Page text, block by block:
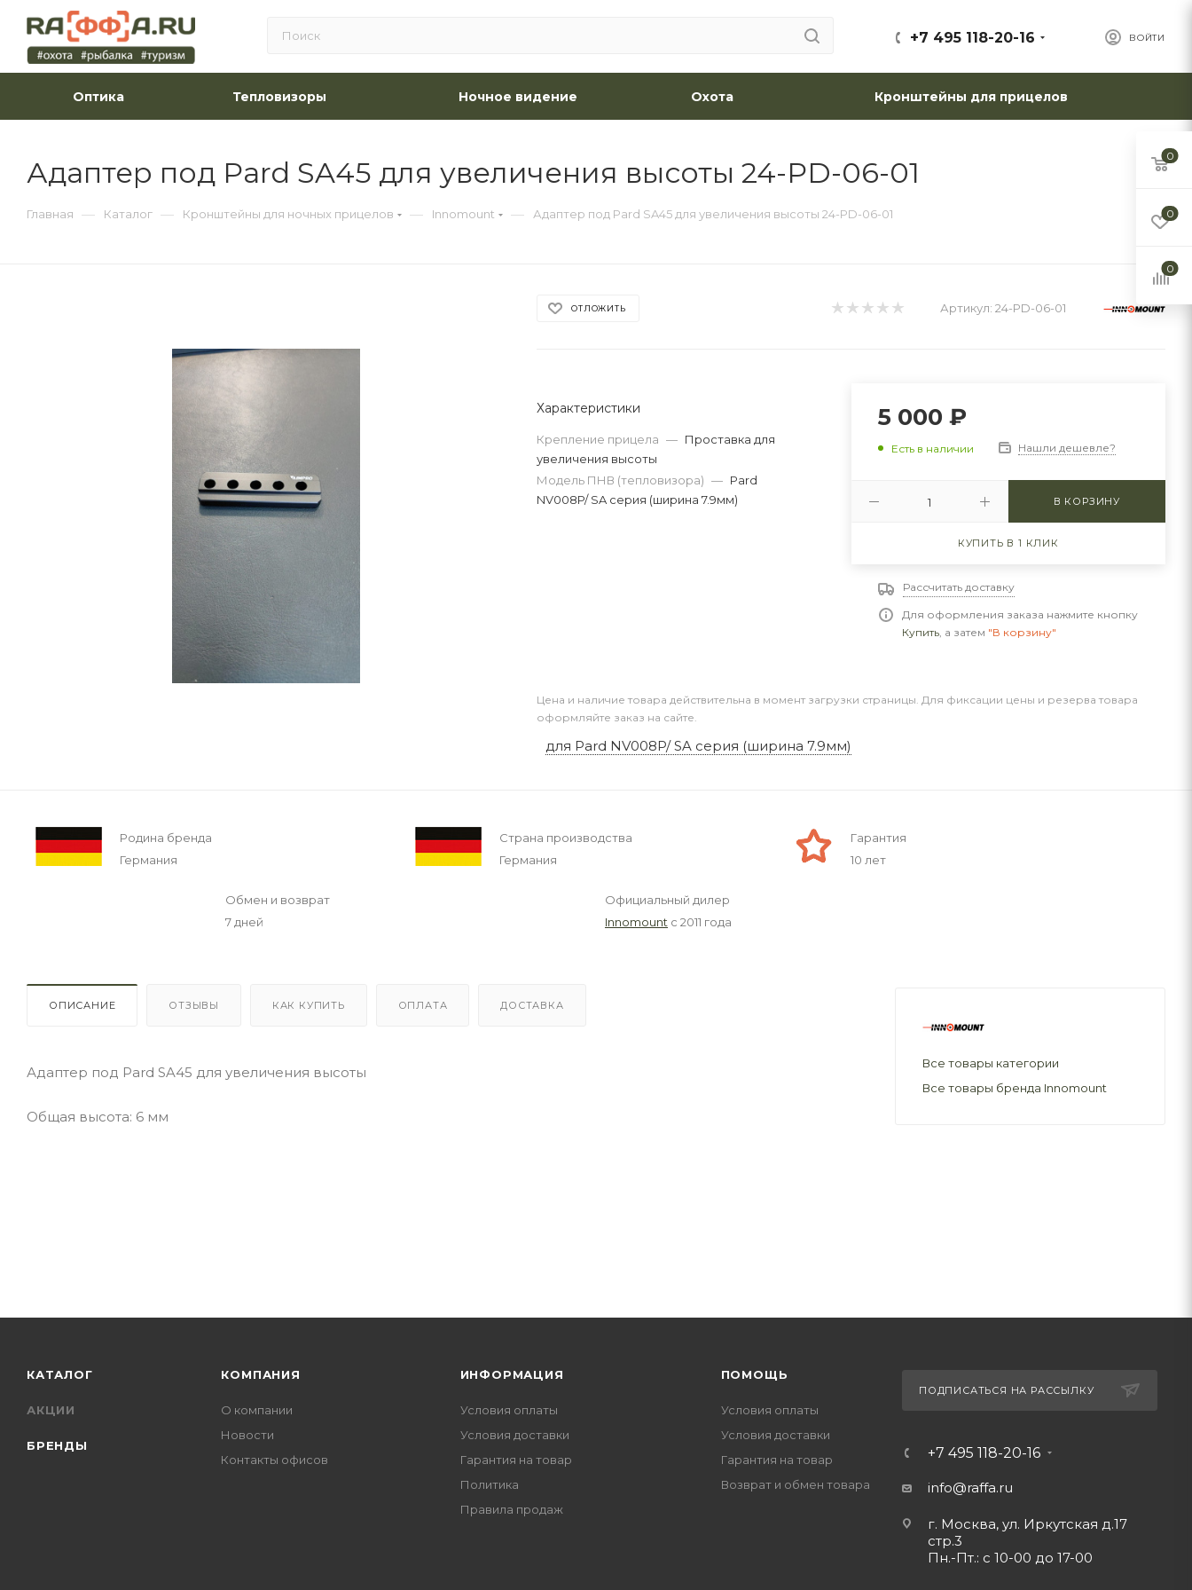
ВОЙТИ
+7 495 118-20-16
Оптика Тепловизоры Ночное видение Охота Кронштейны для прицелов
Адаптер под Pard SA45 для увеличения высоты 24-PD-06-01
Главная — Каталог — Кронштейны для ночных прицелов — Innomount — Адаптер под Pard SA45 для увеличения высоты 24-PD-06-01
ОТЛОЖИТЬ Артикул: 24-PD-06-01
Характеристики
Крепление прицела — Проставка для
увеличения высоты
Модель ПНВ (тепловизора) — Pard
NV008P/ SA серия (ширина 7.9мм)
5 000 ₽
Есть в наличии Нашли дешевле?
В КОРЗИНУ
КУПИТЬ В 1 КЛИК
Рассчитать доставку
Для оформления заказа нажмите кнопку
Купить, а затем "В корзину"
Цена и наличие товара действительна в момент загрузки страницы. Для фиксации цены и резерва товара
оформляйте заказ на сайте.
для Pard NV008P/ SA серия (ширина 7.9мм)
Родина бренда
Германия
Страна производства
Германия
Гарантия
10 лет
Обмен и возврат
7 дней
Официальный дилер
Innomount с 2011 года
ОПИСАНИЕ ОТЗЫВЫ КАК КУПИТЬ ОПЛАТА ДОСТАВКА
Адаптер под Pard SA45 для увеличения высоты
Общая высота: 6 мм
Все товары категории
Все товары бренда Innomount
КАТАЛОГ
АКЦИИ
БРЕНДЫ
КОМПАНИЯ
О компании
Новости
Контакты офисов
ИНФОРМАЦИЯ
Условия оплаты
Условия доставки
Гарантия на товар
Политика
Правила продаж
ПОМОЩЬ
Условия оплаты
Условия доставки
Гарантия на товар
Возврат и обмен товара
ПОДПИСАТЬСЯ НА РАССЫЛКУ
+7 495 118-20-16
info@raffa.ru
г. Москва, ул. Иркутская д.17
стр.3
Пн.-Пт.: с 10-00 до 17-00
0
0
0